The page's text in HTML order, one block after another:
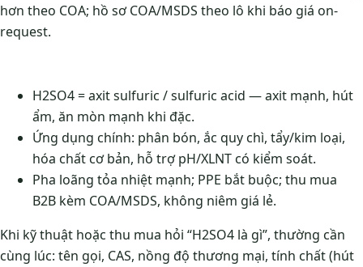
hơn theo COA; hồ sơ COA/MSDS theo lô khi báo giá on-
request.
H2SO4 = axit sulfuric / sulfuric acid — axit mạnh, hút
ẩm, ăn mòn mạnh khi đặc.
Ứng dụng chính: phân bón, ắc quy chì, tẩy/kim loại,
hóa chất cơ bản, hỗ trợ pH/XLNT có kiểm soát.
Pha loãng tỏa nhiệt mạnh; PPE bắt buộc; thu mua
B2B kèm COA/MSDS, không niêm giá lẻ.
Khi kỹ thuật hoặc thu mua hỏi “H2SO4 là gì”, thường cần
cùng lúc: tên gọi, CAS, nồng độ thương mại, tính chất (hút